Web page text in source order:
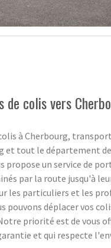
de colis vers
à Cherbourg,
et tout le département
propose un service de
par la route jusqu'à
les particuliers et les
pouvons déplacer vos
priorité est de vous
et qui respecte